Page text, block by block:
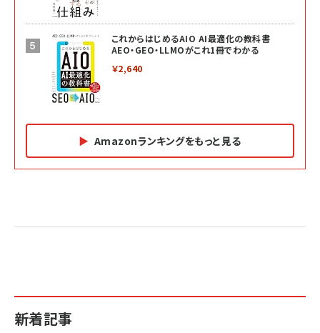
これからはじめるAIO AI最適化の教科書
AEO・GEO・LLMOがこれ1冊でわかる
￥2,640
Amazonランキングをもっと見る
2億円を売り上げたプロが教える note×AI 最強の
小さな会社は戦略が9割
anan(アンアン)2026/07/01号 No.2501[魅せる
anan(アンアン)2026/06/24号 No.2500増刊
ベインキャピタル 企業価値向上力の秘密
ルな本質」
新着記事